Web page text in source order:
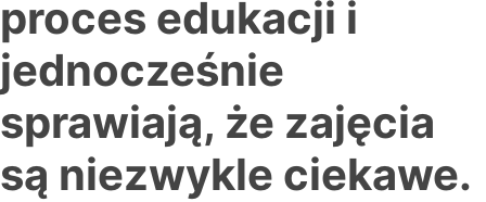
proces edukacji i
jednocześnie
sprawiają, że zajęcia
są niezwykle ciekawe.